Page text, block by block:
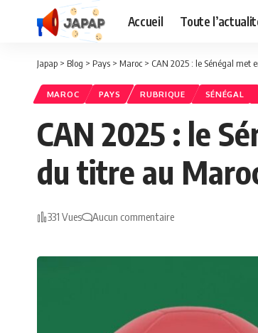
Accueil Toute
Japap > Blog > Pays > Maroc > CAN 2025 : le Sénégal met
MAROC PAYS RUBRIQUE SÉNÉGAL
CAN 2025 : le
du titre au
331 Vues Aucun commentaire